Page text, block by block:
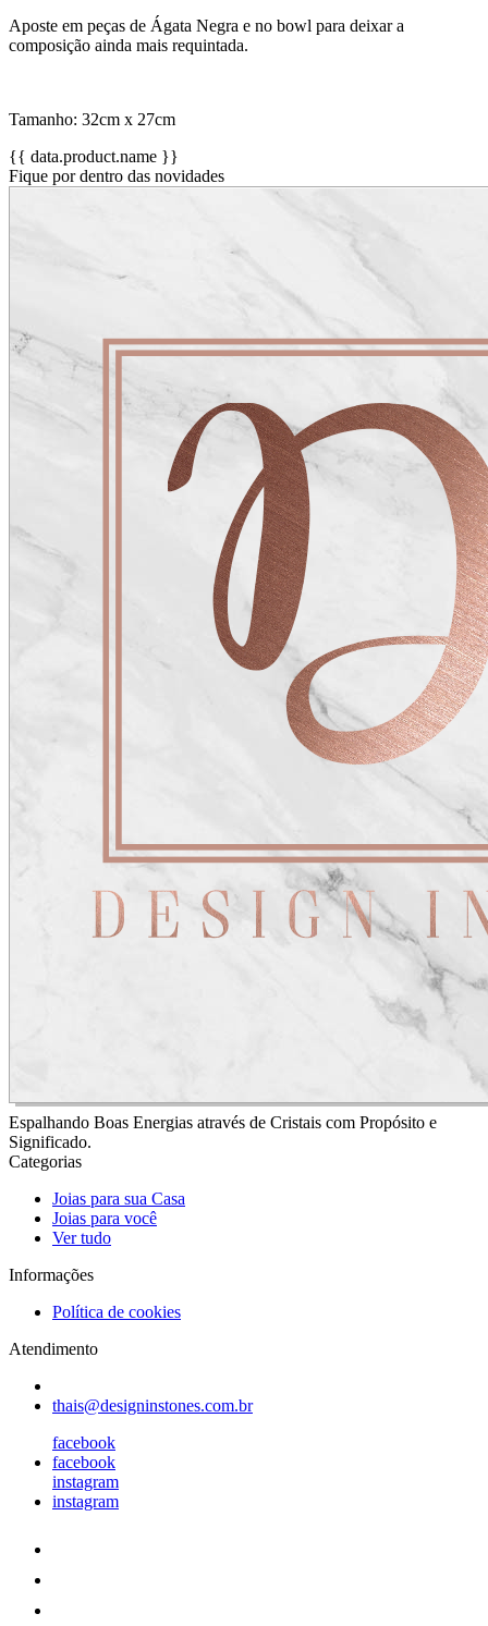
Aposte em peças de Ágata Negra e no bowl para deixar a
composição ainda mais requintada.
Tamanho: 32cm x 27cm
{{ data.product.name }}
Fique por dentro das novidades
Espalhando Boas Energias através de Cristais com Propósito e
Significado.
Categorias
Joias para sua Casa
Joias para você
Ver tudo
Informações
Política de cookies
Atendimento
thais@designinstones.com.br
facebook
facebook
instagram
instagram